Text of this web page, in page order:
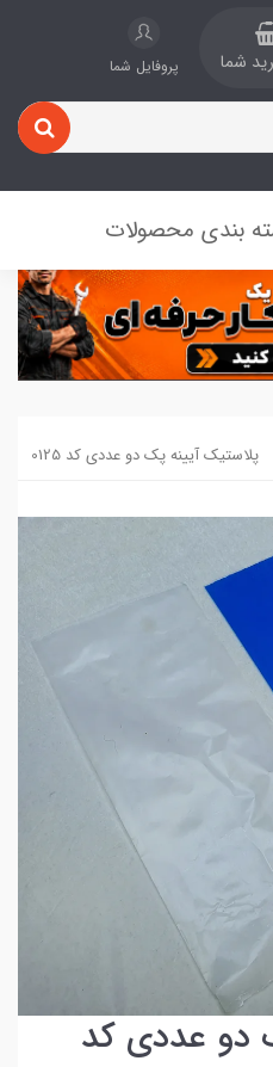
شما پروفایل شما
بندی محصولات
پلاستیک آیینه پک دو عددی کد 0125
دو عددی کد